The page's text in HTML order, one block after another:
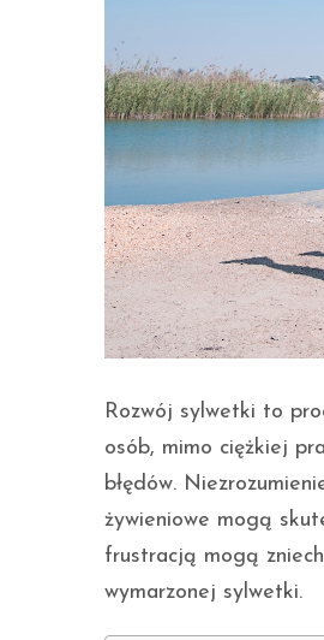
Rozwój sylwetki to
osób, mimo ciężkiej
błędów.
żywieniowe mogą
frustracją mogą
wymarzonej sylwetki.